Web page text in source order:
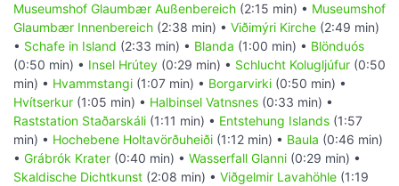
Museumshof Glaumbær Außenbereich (2:15 min) • Museumshof
Glaumbær Innenbereich (2:38 min) • Viðimýri Kirche (2:49 min)
• Schafe in Island (2:33 min) • Blanda (1:00 min) • Blönduós
(0:50 min) • Insel Hrútey (0:29 min) • Schlucht Kolugljúfur (0:50
min) • Hvammstangi (1:07 min) • Borgarvirki (0:50 min) •
Hvítserkur (1:05 min) • Halbinsel Vatnsnes (0:33 min) •
Raststation Staðarskáli (1:11 min) • Entstehung Islands (1:57
min) • Hochebene Holtavörðuheiði (1:12 min) • Baula (0:46 min)
• Grábrók Krater (0:40 min) • Wasserfall Glanni (0:29 min) •
Skaldische Dichtkunst (2:08 min) • Viðgelmir Lavahöhle (1:19